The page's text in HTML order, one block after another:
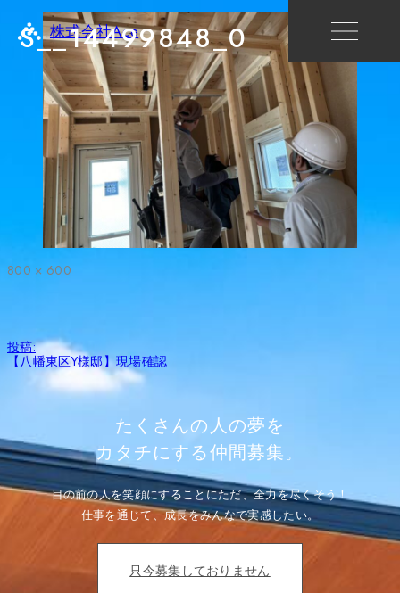
株式会社Ace
S__14499848_0
フ
800 × 600
投
稿
ナ
シ
ョ
ン
投稿:
【八幡東区Y様邸】現場確認
たくさんの人の夢を
カタチにする仲間募集。
目の前の人を笑顔にすることにただ、全力を尽くそう！
仕事を通じて、成長をみんなで実感したい。
只今募集しておりません